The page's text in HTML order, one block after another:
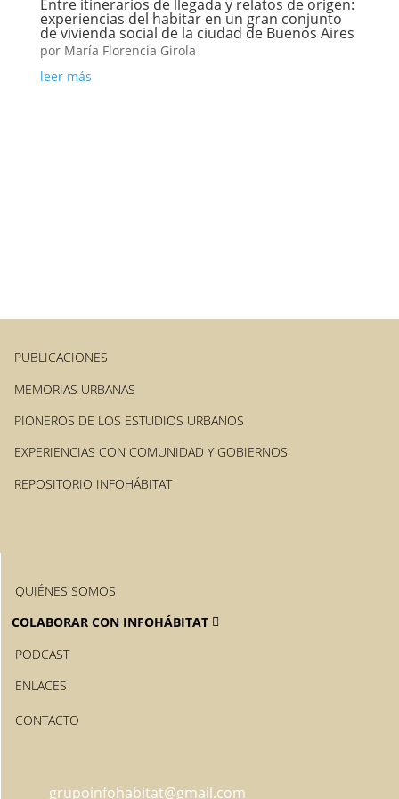
Entre itinerarios de llegada y relatos de origen:
experiencias del habitar en un gran conjunto
de vivienda social de la ciudad de Buenos Aires
por María Florencia Girola
leer más
PUBLICACIONES
MEMORIAS URBANAS
PIONEROS DE LOS ESTUDIOS URBANOS
EXPERIENCIAS CON COMUNIDAD Y GOBIERNOS
REPOSITORIO INFOHÁBITAT
QUIÉNES SOMOS
COLABORAR CON INFOHÁBITAT
PODCAST
ENLACES
CONTACTO
grupoinfohabitat@gmail.com